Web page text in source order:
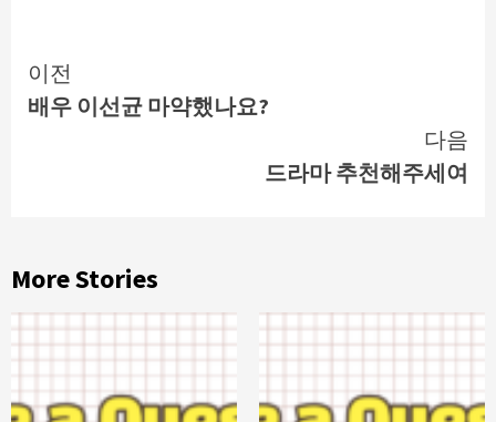
Continue
Reading
이전
배우 이선균 마약했나요?
다음
드라마 추천해주세여
More Stories